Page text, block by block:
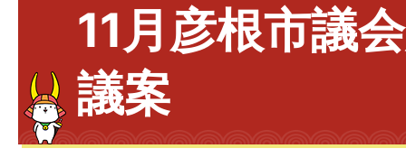
11月彦根市議
議案